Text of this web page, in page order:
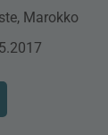
Marokko